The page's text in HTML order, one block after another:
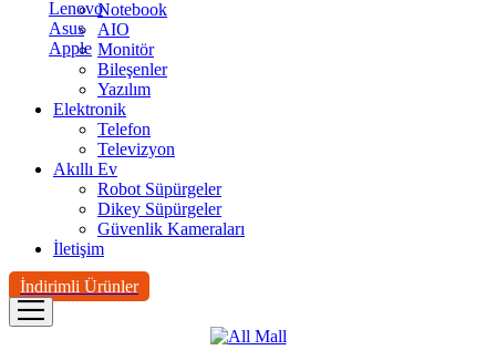
Lenovo
Asus
Apple
Notebook
AIO
Monitör
Bileşenler
Yazılım
Elektronik
Telefon
Televizyon
Akıllı Ev
Robot Süpürgeler
Dikey Süpürgeler
Güvenlik Kameraları
İletişim
İndirimli Ürünler